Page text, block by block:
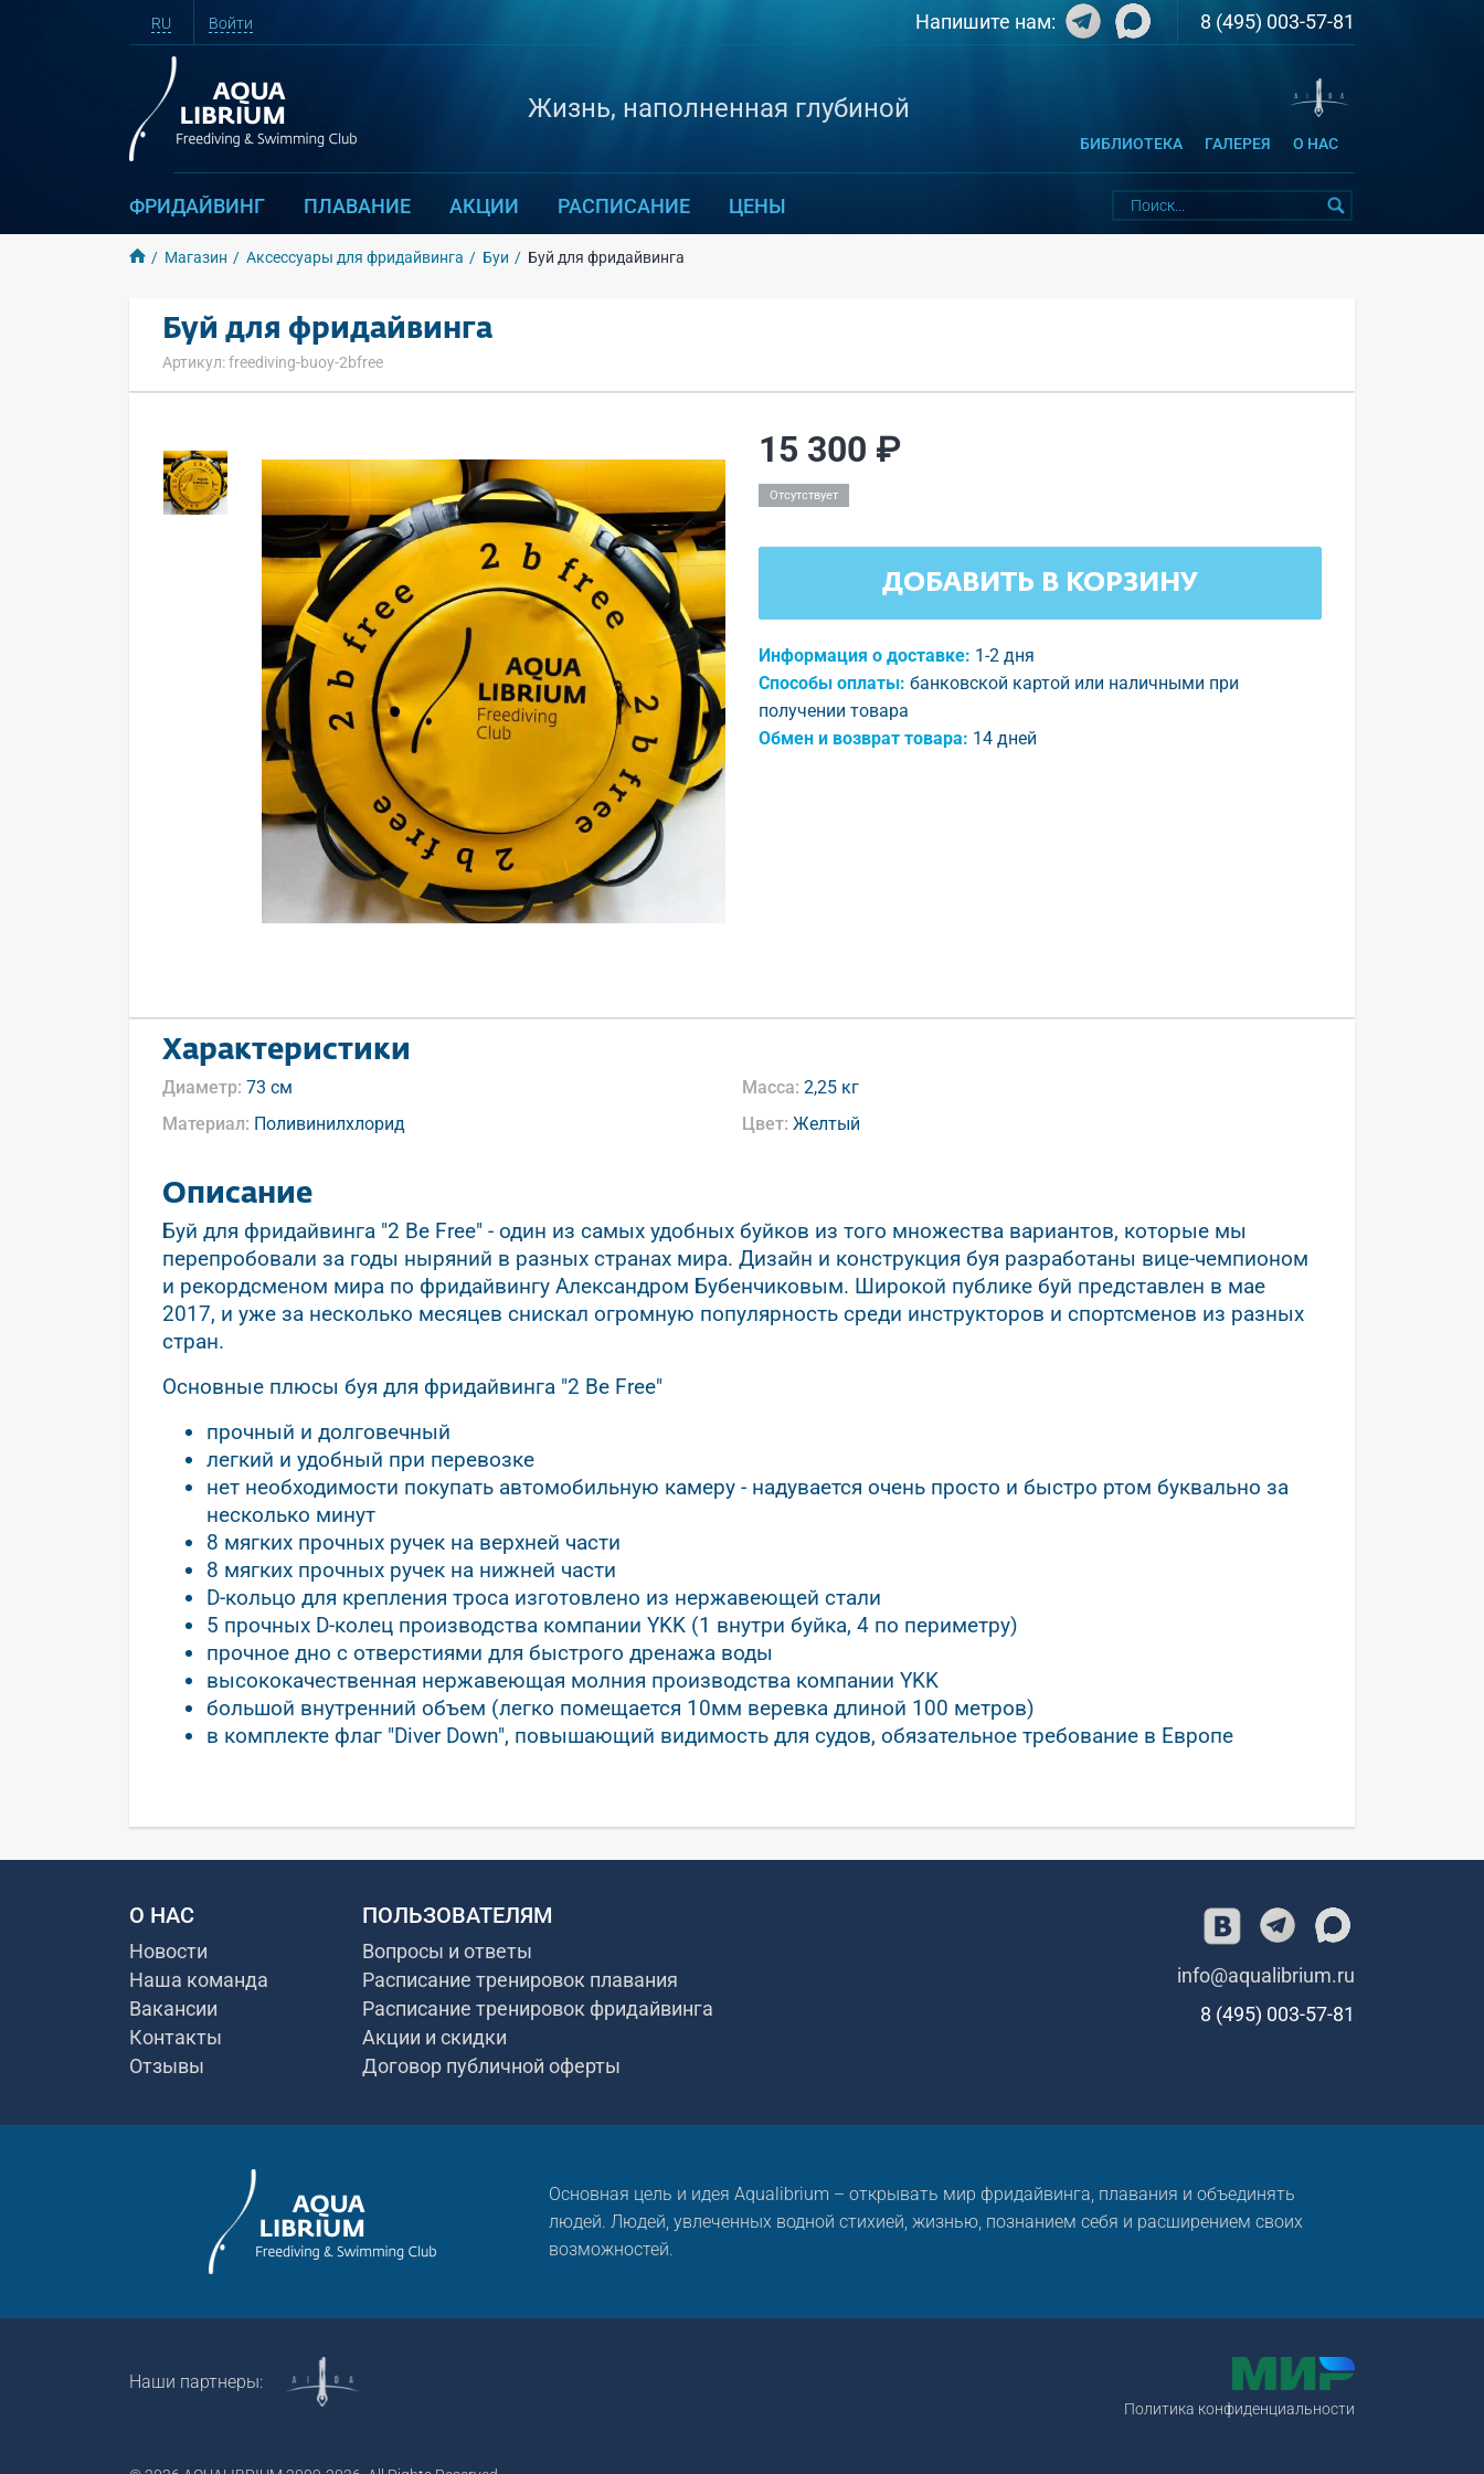
RU Войти Напишите нам: 8 (495) 003-57-81
Жизнь, наполненная глубиной
БИБЛИОТЕКА ГАЛЕРЕЯ О НАС
ФРИДАЙВИНГ ПЛАВАНИЕ АКЦИИ РАСПИСАНИЕ ЦЕНЫ
Магазин Аксессуары для фридайвинга Буи Буй для фридайвинга
Буй для фридайвинга
Артикул: freediving-buoy-2bfree
15 300 ₽
Отсутствует
ДОБАВИТЬ В КОРЗИНУ
Информация о доставке: 1-2 дня
Способы оплаты: банковской картой или наличными при
получении товара
Обмен и возврат товара: 14 дней
Характеристики
Диаметр: 73 см Масса: 2,25 кг
Материал: Поливинилхлорид Цвет: Желтый
Описание
Буй для фридайвинга "2 Be Free" - один из самых удобных буйков из того множества вариантов, которые мы
перепробовали за годы ныряний в разных странах мира. Дизайн и конструкция буя разработаны вице-чемпионом
и рекордсменом мира по фридайвингу Александром Бубенчиковым. Широкой публике буй представлен в мае
2017, и уже за несколько месяцев снискал огромную популярность среди инструкторов и спортсменов из разных
стран.
Основные плюсы буя для фридайвинга "2 Be Free"
прочный и долговечный
легкий и удобный при перевозке
нет необходимости покупать автомобильную камеру - надувается очень просто и быстро ртом буквально за
несколько минут
8 мягких прочных ручек на верхней части
8 мягких прочных ручек на нижней части
D-кольцо для крепления троса изготовлено из нержавеющей стали
5 прочных D-колец производства компании YKK (1 внутри буйка, 4 по периметру)
прочное дно с отверстиями для быстрого дренажа воды
высококачественная нержавеющая молния производства компании YKK
большой внутренний объем (легко помещается 10мм веревка длиной 100 метров)
в комплекте флаг "Diver Down", повышающий видимость для судов, обязательное требование в Европе
О НАС
Новости
Наша команда
Вакансии
Контакты
Отзывы
ПОЛЬЗОВАТЕЛЯМ
Вопросы и ответы
Расписание тренировок плавания
Расписание тренировок фридайвинга
Акции и скидки
Договор публичной оферты
info@aqualibrium.ru
8 (495) 003-57-81
Основная цель и идея Aqualibrium – открывать мир фридайвинга, плавания и объединять
людей. Людей, увлеченных водной стихией, жизнью, познанием себя и расширением своих
возможностей.
Наши партнеры:
Политика конфиденциальности